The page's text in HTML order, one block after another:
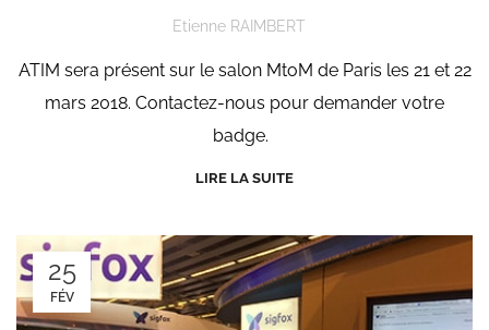
Etienne RAIMBERT
ATIM sera présent sur le salon MtoM de Paris les 21 et 22
mars 2018. Contactez-nous pour demander votre
badge.
LIRE LA SUITE
25
FÉV